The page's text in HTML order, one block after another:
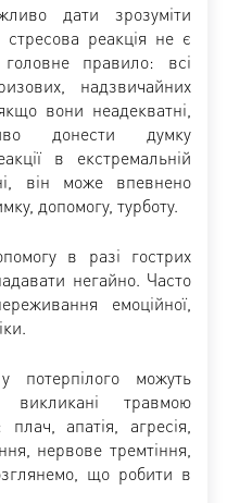
дати зрозуміти
реакція не є
головне правило: всі
надзвичайних
вони неадекватні,
донести думку
в екстремальній
він може впевнено
допомогу, турботу.
в разі гострих
негайно. Часто
емоційної,
потерпілого можуть
викликані травмою
апатія, агресія,
нервове тремтіння,
що робити в